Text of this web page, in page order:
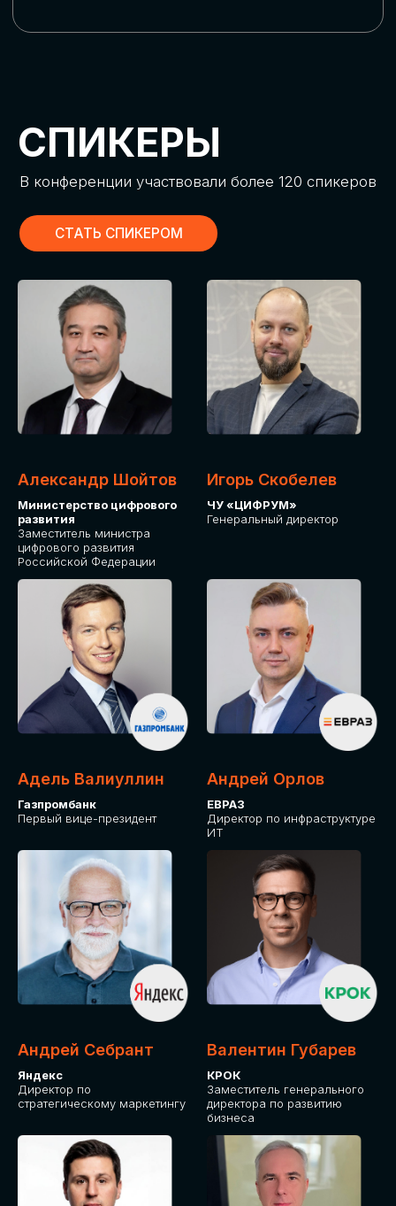
Александр Шойтов
Министерство цифрового
развития
Заместитель министра
цифрового развития
Российской Федерации
Игорь Скобелев
ЧУ «ЦИФРУМ»
Генеральный директор
Адель Валиуллин
Газпромбанк
Первый вице-президент
Андрей Орлов
ЕВРАЗ
Директор по инфраструктуре
ИТ
Андрей Себрант
Яндекс
Директор по
стратегическому маркетингу
Валентин Губарев
КРОК
Заместитель генерального
директора по развитию
бизнеса